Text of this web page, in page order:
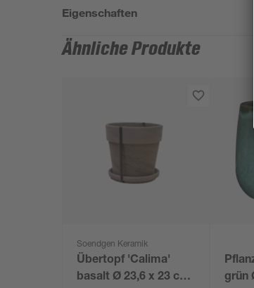
Eigenschaften
Ähnliche Produkte
Soendgen Keramik
Übertopf 'Calima'
basalt Ø 23,6 x 23 cm
grün